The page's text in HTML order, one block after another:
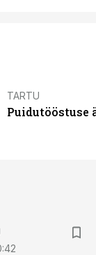
TARTU
Puidutööstuse